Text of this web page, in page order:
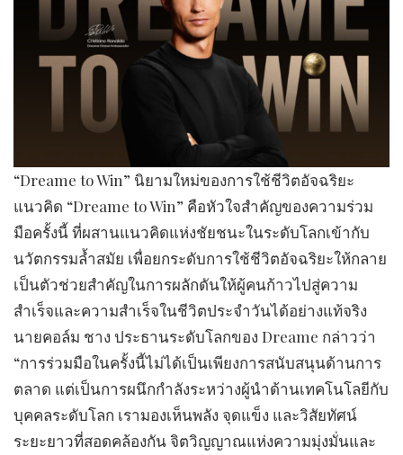
“Dreame to Win” นิยามใหม่ของการใช้ชีวิตอัจฉริยะ
แนวคิด “Dreame to Win” คือหัวใจสำคัญของความร่วม
มือครั้งนี้ ที่ผสานแนวคิดแห่งชัยชนะในระดับโลกเข้ากับ
นวัตกรรมล้ำสมัย เพื่อยกระดับการใช้ชีวิตอัจฉริยะให้กลาย
เป็นตัวช่วยสำคัญในการผลักดันให้ผู้คนก้าวไปสู่ความ
สำเร็จและความสำเร็จในชีวิตประจำวันได้อย่างแท้จริง
นายคอล์ม ชาง ประธานระดับโลกของ Dreame กล่าวว่า
“การร่วมมือในครั้งนี้ไม่ได้เป็นเพียงการสนับสนุนด้านการ
ตลาด แต่เป็นการผนึกกำลังระหว่างผู้นำด้านเทคโนโลยีกับ
บุคคลระดับโลก เรามองเห็นพลัง จุดแข็ง และวิสัยทัศน์
ระยะยาวที่สอดคล้องกัน จิตวิญญาณแห่งความมุ่งมั่นและ